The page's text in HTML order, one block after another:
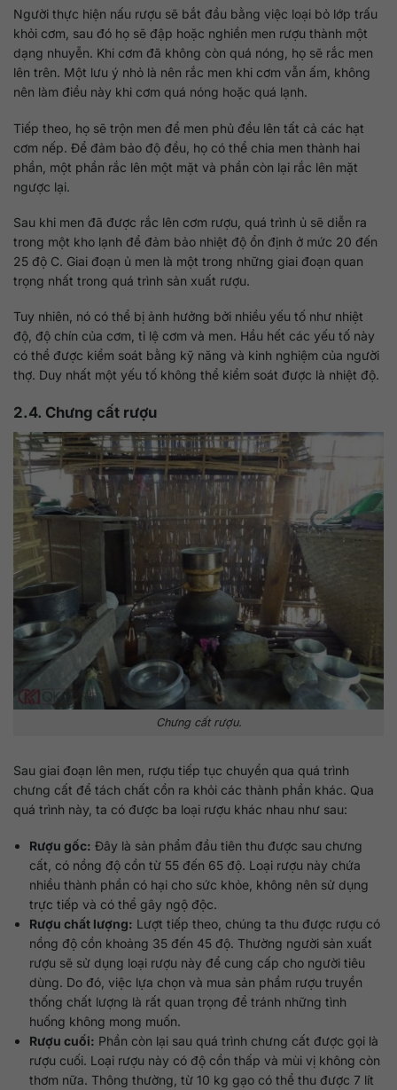
Người thực hiện nấu rượu sẽ bắt đầu bằng việc loại bỏ lớp trấu
khỏi cơm, sau đó họ sẽ đập hoặc nghiền men rượu thành một
dạng nhuyễn. Khi cơm đã không còn quá nóng, họ sẽ rắc men
lên trên. Một lưu ý nhỏ là nên rắc men khi cơm vẫn ấm, không
nên làm điều này khi cơm quá nóng hoặc quá lạnh.
Tiếp theo, họ sẽ trộn men để men phủ đều lên tất cả các hạt
cơm nếp. Để đảm bảo độ đều, họ có thể chia men thành hai
phần, một phần rắc lên một mặt và phần còn lại rắc lên mặt
ngược lại.
Sau khi men đã được rắc lên cơm rượu, quá trình ủ sẽ diễn ra
trong một kho lạnh để đảm bảo nhiệt độ ổn định ở mức 20 đến
25 độ C. Giai đoạn ủ men là một trong những giai đoạn quan
trọng nhất trong quá trình sản xuất rượu.
Tuy nhiên, nó có thể bị ảnh hưởng bởi nhiều yếu tố như nhiệt
độ, độ chín của cơm, tỉ lệ cơm và men. Hầu hết các yếu tố này
có thể được kiểm soát bằng kỹ năng và kinh nghiệm của người
thợ. Duy nhất một yếu tố không thể kiểm soát được là nhiệt độ.
2.4. Chưng cất rượu
Chưng cất rượu.
Sau giai đoạn lên men, rượu tiếp tục chuyển qua quá trình
chưng cất để tách chất cồn ra khỏi các thành phần khác. Qua
quá trình này, ta có được ba loại rượu khác nhau như sau:
Rượu gốc: Đây là sản phẩm đầu tiên thu được sau chưng
cất, có nồng độ cồn từ 55 đến 65 độ. Loại rượu này chứa
nhiều thành phần có hại cho sức khỏe, không nên sử dụng
trực tiếp và có thể gây ngộ độc.
Rượu chất lượng: Lượt tiếp theo, chúng ta thu được rượu có
nồng độ cồn khoảng 35 đến 45 độ. Thường người sản xuất
rượu sẽ sử dụng loại rượu này để cung cấp cho người tiêu
dùng. Do đó, việc lựa chọn và mua sản phẩm rượu truyền
thống chất lượng là rất quan trọng để tránh những tình
huống không mong muốn.
Rượu cuối: Phần còn lại sau quá trình chưng cất được gọi là
rượu cuối. Loại rượu này có độ cồn thấp và mùi vị không còn
thơm nữa. Thông thường, từ 10 kg gạo có thể thu được 7 lít